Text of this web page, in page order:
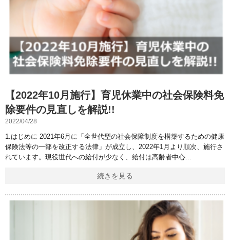
【2022年10月施行】育児休業中の社会保険料免
除要件の見直しを解説!!
2022/04/28
1.はじめに 2021年6月に「全世代型の社会保障制度を構築するための健康
保険法等の一部を改正する法律」が成立し、2022年1月より順次、施行さ
れています。現役世代への給付が少なく、給付は高齢者中心
続きを見る